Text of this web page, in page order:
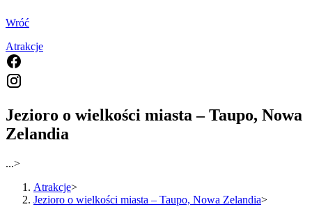
Wróć
Atrakcje
Jezioro o wielkości miasta – Taupo, Nowa
Zelandia
...>
Atrakcje>
Jezioro o wielkości miasta – Taupo, Nowa Zelandia>